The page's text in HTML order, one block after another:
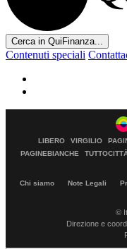
Cerca in QuiFinanza...
Contenuti speciali
LIBERO VIRGILIO
PAGINEBIANCHE
Chi siamo Note Legali
©
Direzione e